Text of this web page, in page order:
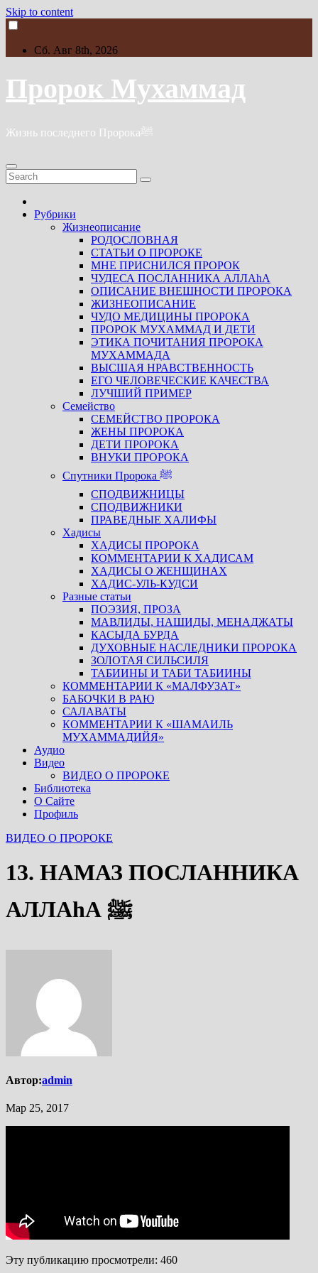
Skip to content
Сб. Авг 8th, 2026
Пророк Мухаммад
Жизнь последнего Пророкаﷺ
Рубрики
Жизнеописание
РОДОСЛОВНАЯ
СТАТЬИ О ПРОРОКЕ
МНЕ ПРИСНИЛСЯ ПРОРОК
ЧУДЕСА ПОСЛАННИКА АЛЛАhА
ОПИСАНИЕ ВНЕШНОСТИ ПРОРОКА
ЖИЗНЕОПИСАНИЕ
ЧУДО МЕДИЦИНЫ ПРОРОКА
ПРОРОК МУХАММАД И ДЕТИ
ЭТИКА ПОЧИТАНИЯ ПРОРОКА
МУХАММАДА
ВЫСШАЯ НРАВСТВЕННОСТЬ
ЕГО ЧЕЛОВЕЧЕСКИЕ КАЧЕСТВА
ЛУЧШИЙ ПРИМЕР
Семейство
СЕМЕЙСТВО ПРОРОКА
ЖЕНЫ ПРОРОКА
ДЕТИ ПРОРОКА
ВНУКИ ПРОРОКА
Спутники Пророка ﷺ
СПОДВИЖНИЦЫ
СПОДВИЖНИКИ
ПРАВЕДНЫЕ ХАЛИФЫ
Хадисы
ХАДИСЫ ПРОРОКА
КОММЕНТАРИИ К ХАДИСАМ
ХАДИСЫ О ЖЕНЩИНАХ
ХАДИС-УЛЬ-КУДСИ
Разные статьи
ПОЭЗИЯ, ПРОЗА
МАВЛИДЫ, НАШИДЫ, МЕНАДЖАТЫ
КАСЫДА БУРДА
ДУХОВНЫЕ НАСЛЕДНИКИ ПРОРОКА
ЗОЛОТАЯ СИЛЬСИЛЯ
ТАБИИНЫ И ТАБИ ТАБИИНЫ
КОММЕНТАРИИ К «МАЛФУЗАТ»
БАБОЧКИ В РАЮ
САЛАВАТЫ
КОММЕНТАРИИ К «ШАМАИЛЬ
МУХАММАДИЙЯ»
Аудио
Видео
ВИДЕО О ПРОРОКЕ
Библиотека
О Сайте
Профиль
ВИДЕО О ПРОРОКЕ
13. НАМАЗ ПОСЛАННИКА
АЛЛАhА ﷺ
Автор:admin
Мар 25, 2017
Эту публикацию просмотрели: 460